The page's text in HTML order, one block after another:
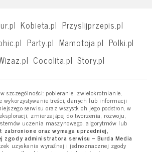
Kobieta.pl Przyslijprzepis.pl
Party.pl Mamotoja.pl Polki.pl
Cocolita.pl Story.pl
szczególności: pobieranie, zwielokrotnianie,
wykorzystywanie treści, danych lub informacji
serwisu oraz wszystkich jego podstron, w
zmierzającej do tworzenia, rozwoju,
uczenia maszynowego, algorytmów lub
zabronione oraz wymaga uprzedniej,
zgody administratora serwisu – Burda Media
uzyskania wyraźnej i jednoznacznej zgody